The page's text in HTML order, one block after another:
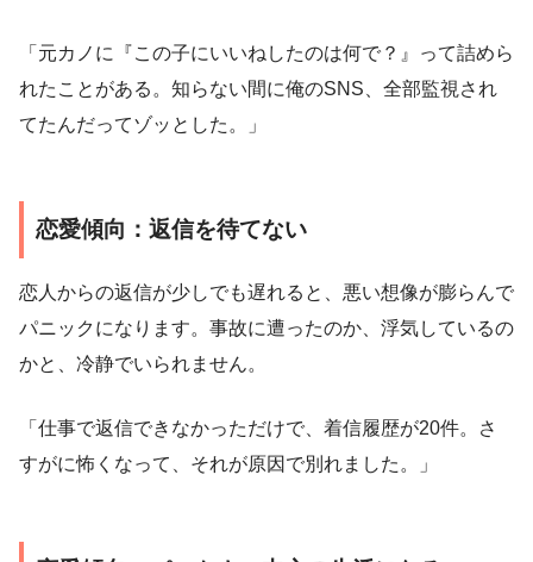
「元カノに『この子にいいねしたのは何で？』って詰めら
れたことがある。知らない間に俺のSNS、全部監視され
てたんだってゾッとした。」
恋愛傾向：返信を待てない
恋人からの返信が少しでも遅れると、悪い想像が膨らんで
パニックになります。事故に遭ったのか、浮気しているの
かと、冷静でいられません。
「仕事で返信できなかっただけで、着信履歴が20件。さ
すがに怖くなって、それが原因で別れました。」